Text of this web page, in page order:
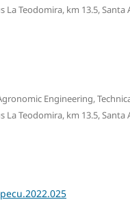
Teodomira, km 13.5, Santa
Engineering,
Teodomira, km 13.5, Santa